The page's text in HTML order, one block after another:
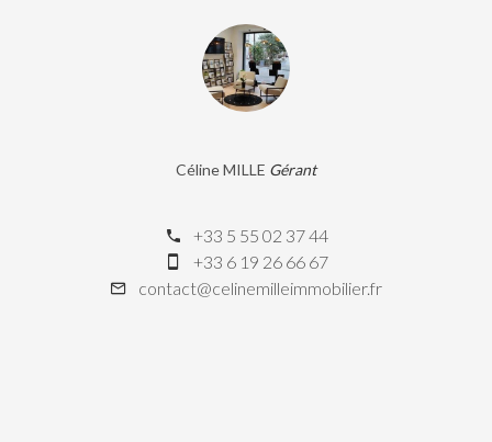
Céline MILLE Gérant
+33 5 55 02 37 44
+33 6 19 26 66 67
contact@celinemilleimmobilier.fr